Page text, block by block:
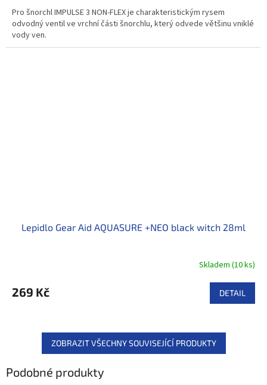
Pro šnorchl IMPULSE 3 NON-FLEX je charakteristickým rysem
odvodný ventil ve vrchní části šnorchlu, který odvede většinu vniklé
vody ven.
Lepidlo Gear Aid AQUASURE +NEO black witch 28ml
Skladem (10 ks)
269 Kč DETAIL
ZOBRAZIT VŠECHNY SOUVISEJÍCÍ PRODUKTY
Podobné produkty